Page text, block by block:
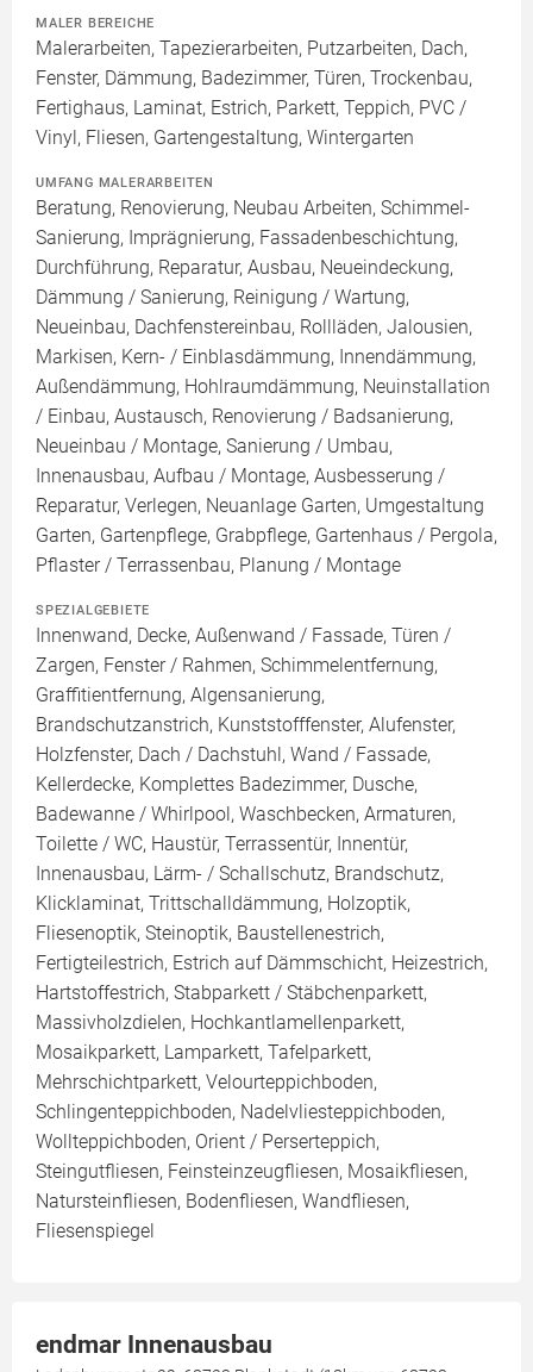
MALER BEREICHE
Malerarbeiten, Tapezierarbeiten, Putzarbeiten, Dach,
Fenster, Dämmung, Badezimmer, Türen, Trockenbau,
Fertighaus, Laminat, Estrich, Parkett, Teppich, PVC /
Vinyl, Fliesen, Gartengestaltung, Wintergarten
UMFANG MALERARBEITEN
Beratung, Renovierung, Neubau Arbeiten, Schimmel-
Sanierung, Imprägnierung, Fassadenbeschichtung,
Durchführung, Reparatur, Ausbau, Neueindeckung,
Dämmung / Sanierung, Reinigung / Wartung,
Neueinbau, Dachfenstereinbau, Rollläden, Jalousien,
Markisen, Kern- / Einblasdämmung, Innendämmung,
Außendämmung, Hohlraumdämmung, Neuinstallation
/ Einbau, Austausch, Renovierung / Badsanierung,
Neueinbau / Montage, Sanierung / Umbau,
Innenausbau, Aufbau / Montage, Ausbesserung /
Reparatur, Verlegen, Neuanlage Garten, Umgestaltung
Garten, Gartenpflege, Grabpflege, Gartenhaus / Pergola,
Pflaster / Terrassenbau, Planung / Montage
SPEZIALGEBIETE
Innenwand, Decke, Außenwand / Fassade, Türen /
Zargen, Fenster / Rahmen, Schimmelentfernung,
Graffitientfernung, Algensanierung,
Brandschutzanstrich, Kunststofffenster, Alufenster,
Holzfenster, Dach / Dachstuhl, Wand / Fassade,
Kellerdecke, Komplettes Badezimmer, Dusche,
Badewanne / Whirlpool, Waschbecken, Armaturen,
Toilette / WC, Haustür, Terrassentür, Innentür,
Innenausbau, Lärm- / Schallschutz, Brandschutz,
Klicklaminat, Trittschalldämmung, Holzoptik,
Fliesenoptik, Steinoptik, Baustellenestrich,
Fertigteilestrich, Estrich auf Dämmschicht, Heizestrich,
Hartstoffestrich, Stabparkett / Stäbchenparkett,
Massivholzdielen, Hochkantlamellenparkett,
Mosaikparkett, Lamparkett, Tafelparkett,
Mehrschichtparkett, Velourteppichboden,
Schlingenteppichboden, Nadelvliesteppichboden,
Wollteppichboden, Orient / Perserteppich,
Steingutfliesen, Feinsteinzeugfliesen, Mosaikfliesen,
Natursteinfliesen, Bodenfliesen, Wandfliesen,
Fliesenspiegel
endmar Innenausbau